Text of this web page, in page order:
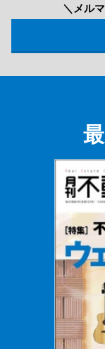
＼メル